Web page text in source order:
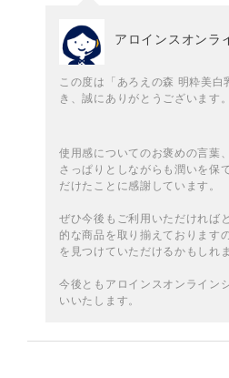
アロインスオンラ
この度は「あろえの森 明粋美白
き、誠にありがとうございます。
使用感についてのお褒めの言葉
さっぱりとしながらも潤いを保
だけたことに感謝しています。
ぜひ今後もご利用いただければ
的な商品を取り揃えております
を見つけていただけるかもしれ
今後ともアロインスオンライン
いいたします。